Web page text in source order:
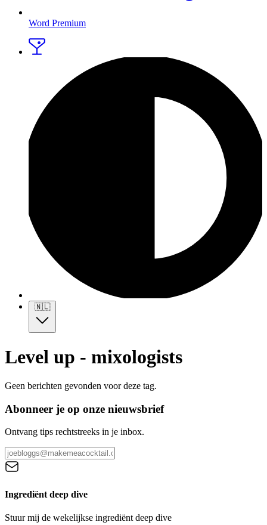
Word Premium
🇳🇱
Level up - mixologists
Geen berichten gevonden voor deze tag.
Abonneer je op onze nieuwsbrief
Ontvang tips rechtstreeks in je inbox.
Ingrediënt deep dive
Stuur mij de wekelijkse ingrediënt deep dive